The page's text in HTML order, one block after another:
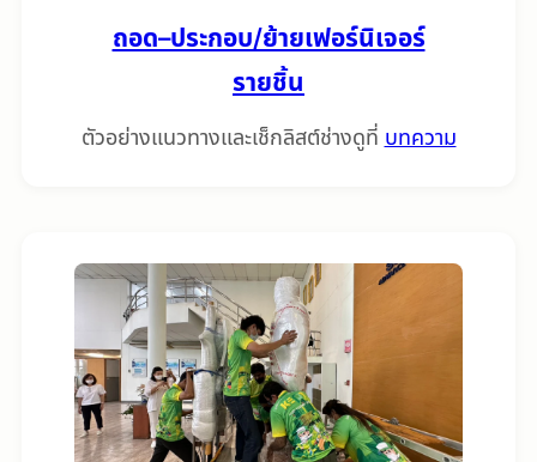
ถอด–ประกอบ/ย้ายเฟอร์นิเจอร์
รายชิ้น
ตัวอย่างแนวทางและเช็กลิสต์ช่างดูที่ บทความ